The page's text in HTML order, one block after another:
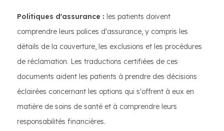
Politiques d'assurance : les patients doivent
comprendre leurs polices d'assurance, y compris les
détails de la couverture, les exclusions et les procédures
de réclamation. Les traductions certifiées de ces
documents aident les patients à prendre des décisions
éclairées concernant les options qui s'offrent à eux en
matière de soins de santé et à comprendre leurs
responsabilités financières.